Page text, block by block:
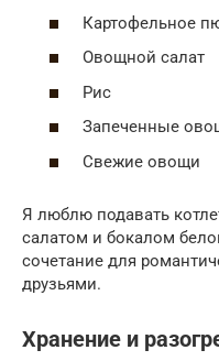
Картофельное
Овощной салат
Рис
Запеченные
Свежие овощи
Я люблю подавать
салатом и бокалом
сочетание для
друзьями.
Хранение и